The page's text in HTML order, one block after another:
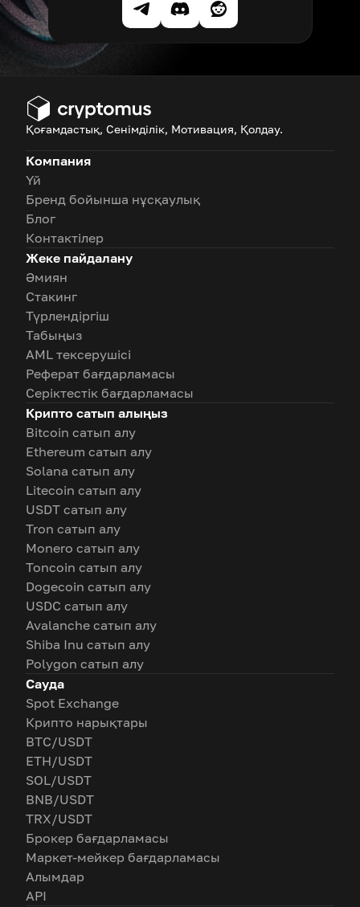
Қоғамдастық, Сенімділік, Мотивация, Қолдау.
Компания
Үй
Бренд бойынша нұсқаулық
Блог
Контактілер
Жеке пайдалану
Әмиян
Стакинг
Түрлендіргіш
Табыңыз
AML тексерушісі
Реферат бағдарламасы
Серіктестік бағдарламасы
Крипто сатып алыңыз
Bitcoin сатып алу
Ethereum сатып алу
Solana сатып алу
Litecoin сатып алу
USDT сатып алу
Tron сатып алу
Monero сатып алу
Toncoin сатып алу
Dogecoin сатып алу
USDC сатып алу
Avalanche сатып алу
Shiba Inu сатып алу
Polygon сатып алу
Сауда
Spot Exchange
Крипто нарықтары
BTC/USDT
ETH/USDT
SOL/USDT
BNB/USDT
TRX/USDT
Брокер бағдарламасы
Маркет-мейкер бағдарламасы
Алымдар
API